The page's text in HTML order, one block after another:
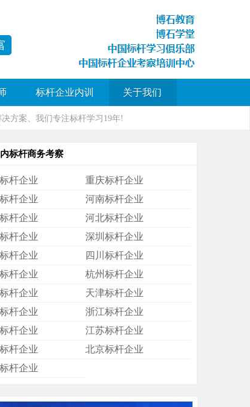
标杆企业内训 关于我们
方案、我们专注标杆学习19年!
内标杆商务考察
杆企业
重庆标杆企业
杆企业
河南标杆企业
杆企业
河北标杆企业
杆企业
深圳标杆企业
杆企业
四川标杆企业
杆企业
杭州标杆企业
杆企业
天津标杆企业
杆企业
浙江标杆企业
标杆企业
江苏标杆企业
杆企业
北京标杆企业
杆企业